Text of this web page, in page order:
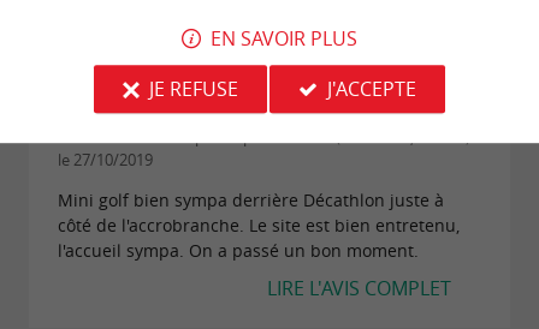
11 avis
"Bien sympa"
Avis publié par LeaLeub (Bordeaux, France)
le 27/10/2019
Mini golf bien sympa derrière Décathlon juste à
côté de l'accrobranche. Le site est bien entretenu,
l'accueil sympa. On a passé un bon moment.
LIRE L'AVIS COMPLET
EN SAVOIR PLUS
JE REFUSE
J'ACCEPTE